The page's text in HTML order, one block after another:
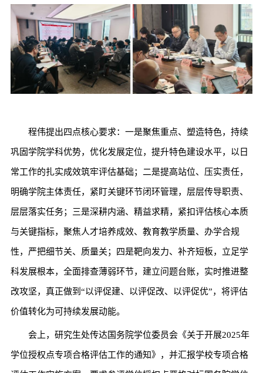
程伟提出四点核心要求：一是聚焦重点、塑造特色，持续
巩固学院学科优势，优化发展定位，提升特色建设水平，以日
常工作的扎实成效筑牢评估基础；二是提高站位、压实责任，
明确学院主体责任，紧盯关键环节闭环管理，层层传导职责、
层层落实任务；三是深耕内涵、精益求精，紧扣评估核心本质
与关键指标，聚焦人才培养成效、教育教学质量、办学合规
性，严把细节关、质量关；四是靶向发力、补齐短板，立足学
科发展根本，全面排查薄弱环节，建立问题台账，实时推进整
改攻坚，真正做到“以评促建、以评促改、以评促优”，将评估
价值转化为可持续发展动能。
会上，研究生处传达国务院学位委员会《关于开展2025年
学位授权点专项合格评估工作的通知》，并汇报学校专项合格